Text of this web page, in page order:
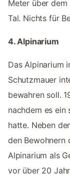
Meter über dem
Tal. Nichts für
4. Alpinarium
Das Alpinarium
Schutzmauer
bewahren soll.
nachdem es ein
hatte. Neben
den Bewohnern
Alpinarium als
vor über 20